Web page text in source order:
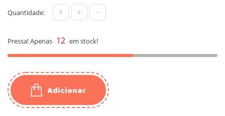
Quantidade: + -
Pressa! Apenas 12 em stock!
Adicionar